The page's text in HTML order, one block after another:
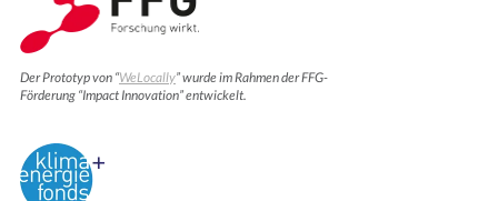
Der Prototyp von “WeLocally” wurde im Rahmen der FFG-
Förderung “Impact Innovation” entwickelt.